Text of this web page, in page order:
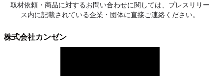
取材依頼・商品に対するお問い合わせに関しては、プレスリリー
ス内に記載されている企業・団体に直接ご連絡ください。
株式会社カンゼン